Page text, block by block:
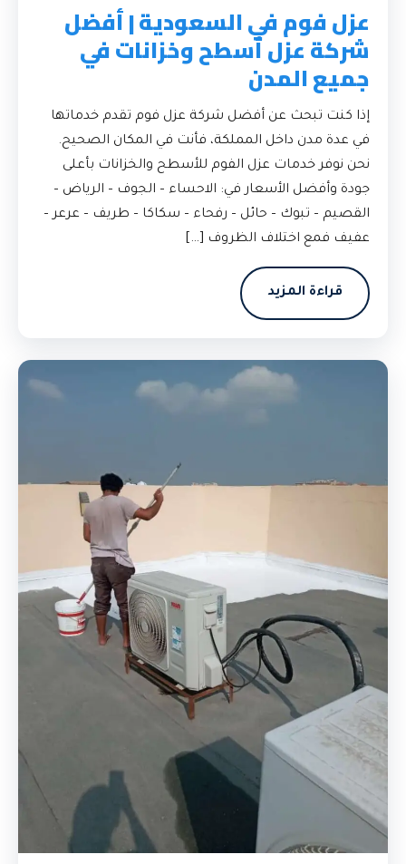
عزل فوم في السعودية | أفضل
شركة عزل أسطح وخزانات في
جميع المدن
إذا كنت تبحث عن أفضل شركة عزل فوم تقدم خدماتها
في عدة مدن داخل المملكة، فأنت في المكان الصحيح.
نحن نوفر خدمات عزل الفوم للأسطح والخزانات بأعلى
جودة وأفضل الأسعار في: الاحساء – الجوف – الرياض –
القصيم – تبوك – حائل – رفحاء – سكاكا – طريف – عرعر –
عفيف فمع اختلاف الظروف […]
قراءة المزيد